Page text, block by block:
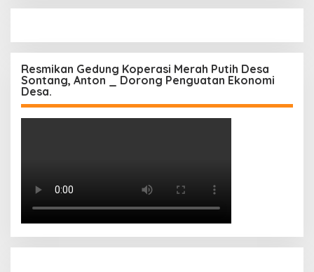
Resmikan Gedung Koperasi Merah Putih Desa
Sontang, Anton _ Dorong Penguatan Ekonomi
Desa.